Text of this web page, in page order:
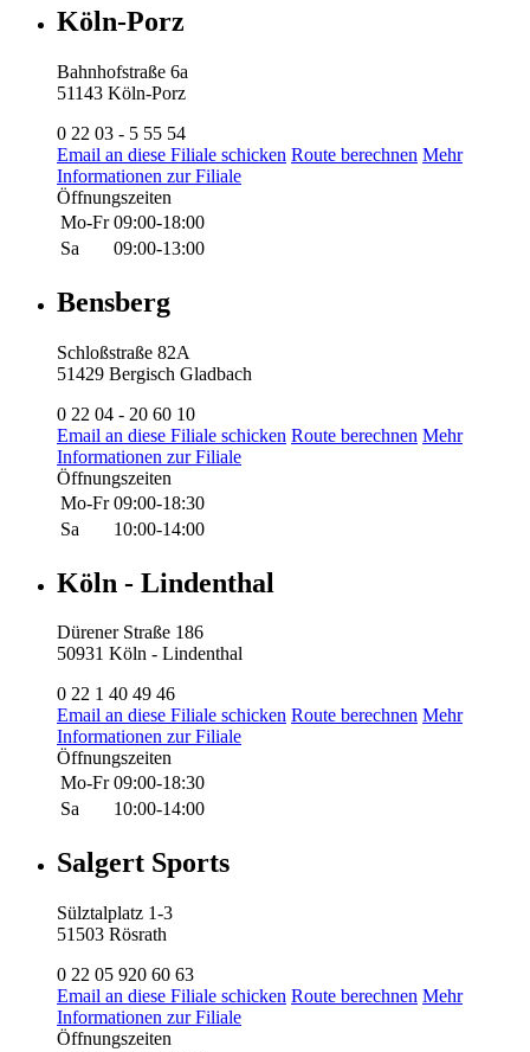
Köln-Porz
Bahnhofstraße 6a
51143 Köln-Porz
0 22 03 - 5 55 54
Email an diese Filiale schicken Route berechnen Mehr
Informationen zur Filiale
Öffnungszeiten
Mo-Fr 09:00-18:00
Sa
09:00-13:00
Bensberg
Schloßstraße 82A
51429 Bergisch Gladbach
0 22 04 - 20 60 10
Email an diese Filiale schicken Route berechnen Mehr
Informationen zur Filiale
Öffnungszeiten
Mo-Fr 09:00-18:30
Sa
10:00-14:00
Köln - Lindenthal
Dürener Straße 186
50931 Köln - Lindenthal
0 22 1 40 49 46
Email an diese Filiale schicken Route berechnen Mehr
Informationen zur Filiale
Öffnungszeiten
Mo-Fr 09:00-18:30
Sa
10:00-14:00
Salgert Sports
Sülztalplatz 1-3
51503 Rösrath
0 22 05 920 60 63
Email an diese Filiale schicken Route berechnen Mehr
Informationen zur Filiale
Öffnungszeiten